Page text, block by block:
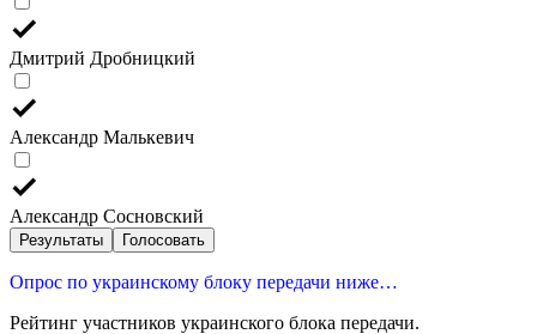
Дмитрий Дробницкий
Александр Малькевич
Александр Сосновский
Результаты Голосовать
Опрос по украинскому блоку передачи ниже…
Рейтинг участников украинского блока передачи.